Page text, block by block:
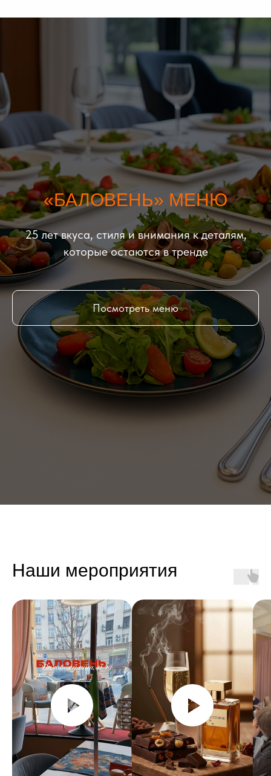
«БАЛОВЕНЬ» МЕНЮ
25 лет вкуса, стиля и внимания к деталям,
которые остаются в тренде
Посмотреть меню
Наши мероприятия